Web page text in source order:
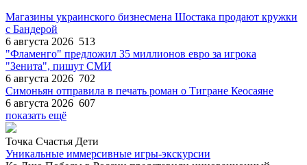
Магазины украинского бизнесмена Шостака продают кружки
с Бандерой
6 августа 2026 513
"Фламенго" предложил 35 миллионов евро за игрока
"Зенита", пишут СМИ
6 августа 2026 702
Симоньян отправила в печать роман о Тигране Кеосаяне
6 августа 2026 607
показать ещё
Точка Счастья Дети
Уникальные иммерсивные игры-экскурсии